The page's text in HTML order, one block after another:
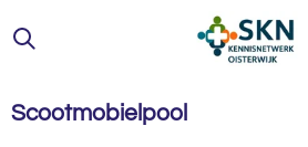
Ga
direct
de
Scootmobielpool